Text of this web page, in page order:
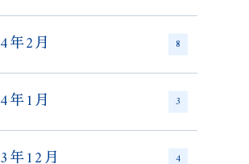
年2月 8
年1月 3
年12月 4